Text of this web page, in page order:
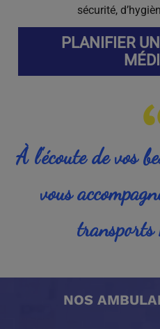
sécurité,
PLANIFIER
À l'écoute de vos
vous
transports
NOS